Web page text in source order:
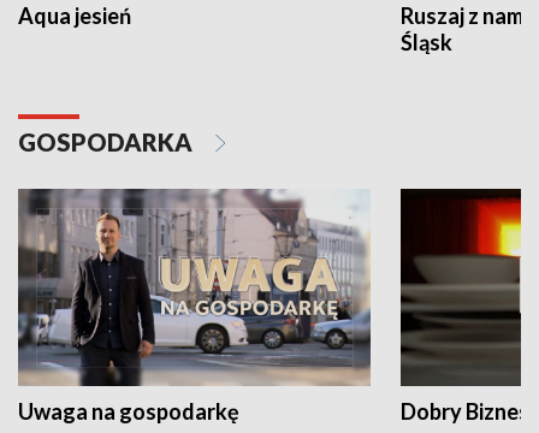
Aqua jesień
Ruszaj z
Śląsk
GOSPODARKA
Uwaga na gospodarkę Dobry Biznes